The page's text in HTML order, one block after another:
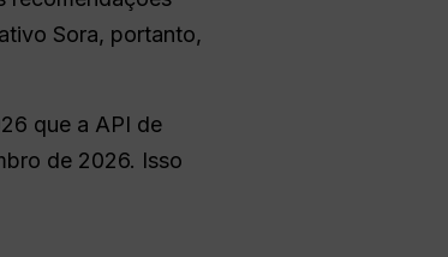
Sora, portanto,
que a API de
de 2026. Isso